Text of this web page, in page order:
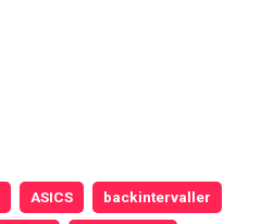
ASICS backintervaller